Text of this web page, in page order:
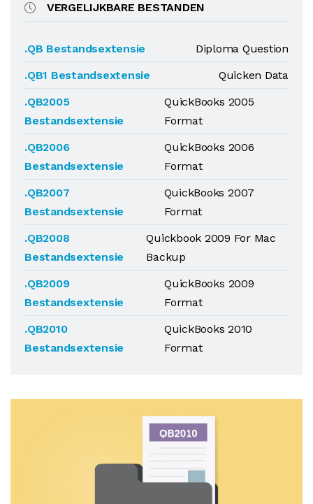
VERGELIJKBARE BESTANDEN
.QB Bestandsextensie
Diploma Question
.QB1 Bestandsextensie
Quicken Data
.QB2005
Bestandsextensie
QuickBooks 2005
Format
.QB2006
Bestandsextensie
QuickBooks 2006
Format
.QB2007
Bestandsextensie
QuickBooks 2007
Format
.QB2008
Bestandsextensie
Quickbook 2009 For Mac
Backup
.QB2009
Bestandsextensie
QuickBooks 2009
Format
.QB2010
Bestandsextensie
QuickBooks 2010
Format